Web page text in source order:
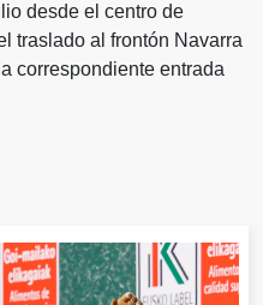
desde el centro de
traslado al frontón Navarra
correspondiente entrada